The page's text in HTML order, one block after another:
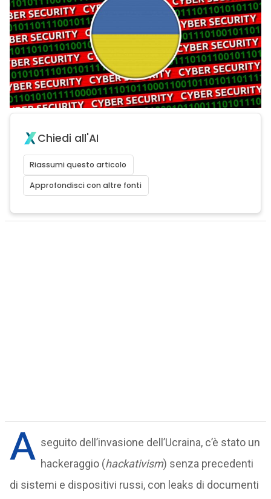
Chiedi all'AI
Riassumi questo articolo
Approfondisci con altre fonti
A seguito dell’invasione dell’Ucraina, c’è stato un
hackeraggio (hackativism) senza precedenti
di sistemi e dispositivi russi, con leaks di documenti